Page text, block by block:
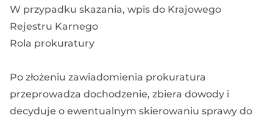
W przypadku skazania, wpis do Krajowego
Rejestru Karnego
Rola prokuratury
Po złożeniu zawiadomienia prokuratura
przeprowadza dochodzenie, zbiera dowody i
decyduje o ewentualnym skierowaniu sprawy do